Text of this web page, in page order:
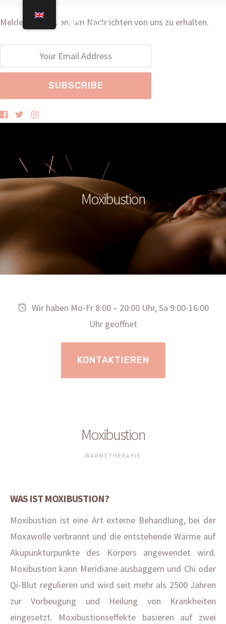
Melden Sie sich an, um Nachrichten von uns zu erhalten.
Moxibustion
Wir haben Mo-Fr 8:00 – 20:00 Uhr, Sa 9:00-16:00
Uhr geöffnet
KONTAKTIEREN
Moxibustion
WÄRMETHERAPIE
WAS IST MOXIBUSTION?
Moxibustion ist eine Art externe Behandlung, bei der
Moxawolle verbrannt und die entstehende Wärme auf
Akupunkturpunkte des Körpers angewendet wird.
Moxibustion kann Meridiane ausbaggern und Chi oder
Qi-Blut regulieren und wird seit mehr als 2500 Jahren
zur Vorbeugung und Heilung von Krankheiten
eingesetzt. Moxibustionseffekte basieren auf zwei